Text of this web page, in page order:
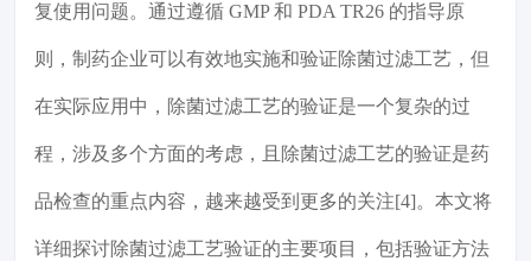
复使用问题。通过遵循 GMP 和 PDA TR26 的指导原
则，制药企业可以有效地实施和验证除菌过滤工艺，但
在实际应用中，除菌过滤工艺的验证是一个复杂的过
程，涉及多个方面的考虑，且除菌过滤工艺的验证是药
品检查的重点内容，越来越受到更多的关注[4]。本文将
详细探讨除菌过滤工艺验证的主要项目，包括验证方法